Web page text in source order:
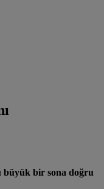
büyük bir sona doğru